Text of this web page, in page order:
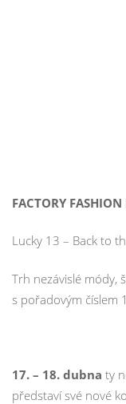
FACTORY
Lucky 13 – Back to
Trh nezávislé módy,
s pořadovým číslem
17. – 18. dubna ty
představí své nové